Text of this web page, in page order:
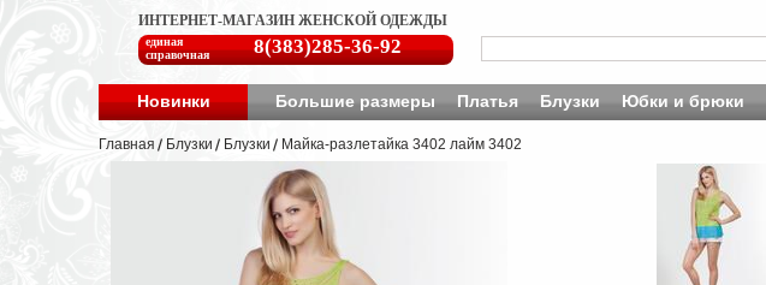
ИНТЕРНЕТ-МАГАЗИН ЖЕНСКОЙ ОДЕЖДЫ
единая
справочная
8(383)285-36-92
Новинки Большие размеры Платья Блузки Юбки и брюки
Главная Блузки Блузки Майка-разлетайка 3402 лайм 3402